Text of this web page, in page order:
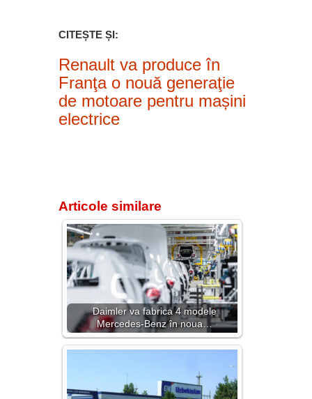
CITEȘTE ȘI:
Renault va produce în
Franţa o nouă generaţie
de motoare pentru mașini
electrice
Articole similare
Daimler va fabrica 4 modele
Mercedes-Benz în noua…